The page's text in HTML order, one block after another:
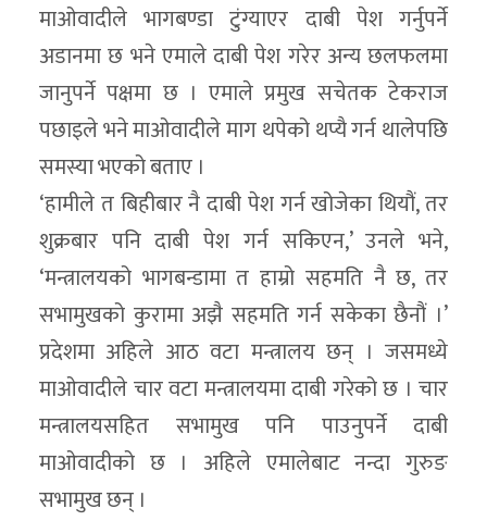
माओवादीले भागबण्डा टुंग्याएर दाबी पेश गर्नुपर्ने
अडानमा छ भने एमाले दाबी पेश गरेर अन्य छलफलमा
जानुपर्ने पक्षमा छ । एमाले प्रमुख सचेतक टेकराज
पछाइले भने माओवादीले माग थपेको थप्यै गर्न थालेपछि
समस्या भएको बताए ।
‘हामीले त बिहीबार नै दाबी पेश गर्न खोजेका थियौं, तर
शुक्रबार पनि दाबी पेश गर्न सकिएन,’ उनले भने,
‘मन्त्रालयको भागबन्डामा त हाम्रो सहमति नै छ, तर
सभामुखको कुरामा अझै सहमति गर्न सकेका छैनौं ।’
प्रदेशमा अहिले आठ वटा मन्त्रालय छन् । जसमध्ये
माओवादीले चार वटा मन्त्रालयमा दाबी गरेको छ । चार
मन्त्रालयसहित सभामुख पनि पाउनुपर्ने दाबी
माओवादीको छ । अहिले एमालेबाट नन्दा गुरुङ
सभामुख छन् ।